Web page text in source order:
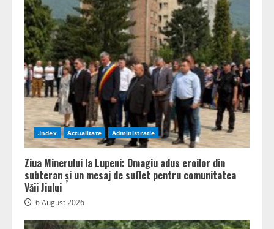
.Index Actualitate Administratie
Ziua Minerului la Lupeni: Omagiu adus eroilor din
subteran și un mesaj de suflet pentru comunitatea
Văii Jiului
6 August 2026